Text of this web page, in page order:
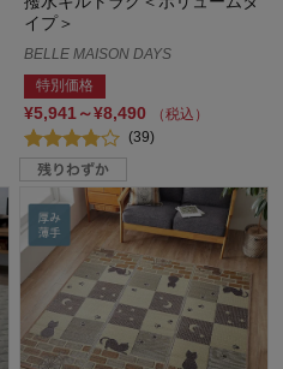
イプ＞
BELLE MAISON DAYS
特別価格
¥5,941～¥8,490
（税込）
(39)